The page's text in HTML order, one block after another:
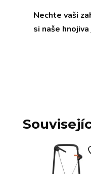
Nechte vaši
si naše